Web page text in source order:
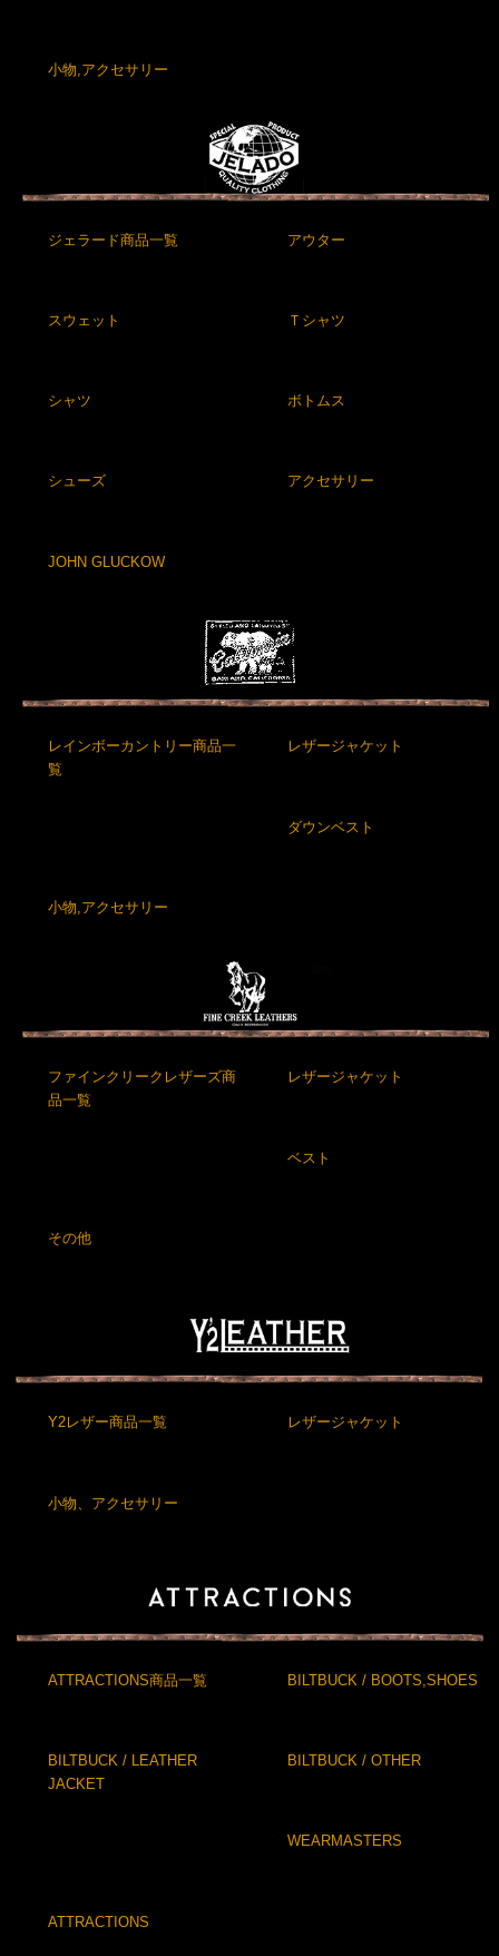
小物,アクセサリー
ジェラード商品一覧 アウター
スウェット Ｔシャツ
シャツ ボトムス
シューズ アクセサリー
JOHN GLUCKOW
レインボーカントリー商品一
覧
レザージャケット
ダウンベスト
小物,アクセサリー
ファインクリークレザーズ商
品一覧
レザージャケット
ベスト
その他
Y2レザー商品一覧 レザージャケット
小物、アクセサリー
ATTRACTIONS商品一覧 BILTBUCK / BOOTS,SHOES
BILTBUCK / LEATHER
JACKET
BILTBUCK / OTHER
WEARMASTERS
ATTRACTIONS